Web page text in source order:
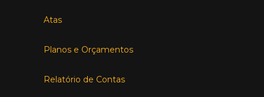
Atas
Planos e Orçamentos
Relatório de Contas